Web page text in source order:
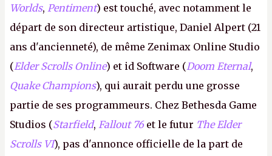
Worlds, Pentiment) est touché, avec notamment le
départ de son directeur artistique, Daniel Alpert (21
ans d'ancienneté), de même Zenimax Online Studio
(Elder Scrolls Online) et id Software (Doom Eternal,
Quake Champions), qui aurait perdu une grosse
partie de ses programmeurs. Chez Bethesda Game
Studios (Starfield, Fallout 76 et le futur The Elder
Scrolls VI), pas d'annonce officielle de la part de